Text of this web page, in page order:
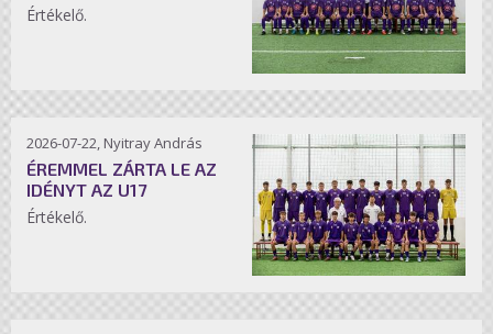
Értékelő.
2026-07-22, Nyitray András
ÉREMMEL ZÁRTA LE AZ
IDÉNYT AZ U17
Értékelő.